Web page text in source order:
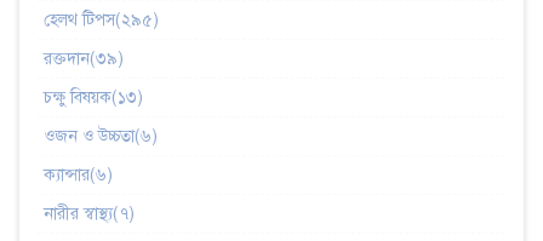
হেলথ টিপস(২৯৫)
রক্তদান(৩৯)
চক্ষু বিষয়ক(১৩)
ওজন ও উচ্চতা(৬)
ক্যান্সার(৬)
নারীর স্বাস্থ্য(৭)